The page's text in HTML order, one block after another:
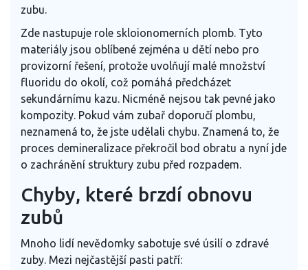
zubu.
Zde nastupuje role skloionomerních plomb. Tyto
materiály jsou oblíbené zejména u dětí nebo pro
provizorní řešení, protože uvolňují malé množství
fluoridu do okolí, což pomáhá předcházet
sekundárnímu kazu. Nicméně nejsou tak pevné jako
kompozity. Pokud vám zubař doporučí plombu,
neznamená to, že jste udělali chybu. Znamená to, že
proces demineralizace překročil bod obratu a nyní jde
o zachránění struktury zubu před rozpadem.
Chyby, které brzdí obnovu
zubů
Mnoho lidí nevědomky sabotuje své úsilí o zdravé
zuby. Mezi nejčastější pasti patří: